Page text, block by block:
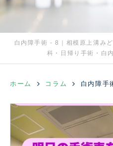
白内障手術 - 8｜相模原上溝み
科・日帰り手術・白
ホーム コラム 白内障手